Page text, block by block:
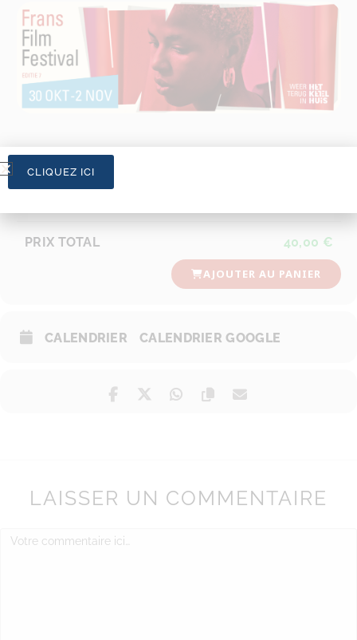
PRIX
Combien de billets ?
PRIX TOTAL 40,00 €
AJOUTER AU PANIER
CALENDRIER CALENDRIER GOOGLE
LAISSER UN COMMENTAIRE
CLIQUEZ ICI